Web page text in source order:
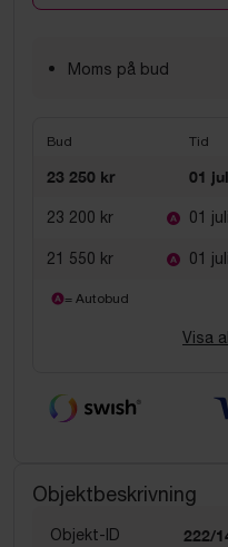
Moms på bud
Bud Tid
23 250 kr 01
23 200 kr 01
21 550 kr 01
= Autobud
Visa
Objektbeskrivning
Objekt-ID 222/